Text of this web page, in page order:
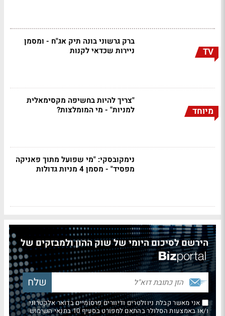
TV
ברק גרשוני בונה תיק אג"ח - ומסמן
ניירות שכדאי לקנות
מיוחד
"צריך להיות בחשיפה מקסימאלית
למניות" - מי המומלצות?
נימקובסקי: "מי שפועל מתוך פאניקה
מפסיד" - מסמן 4 מניות גדולות
הירשם לסיכום היומי של שוק ההון ולמבזקים של
אני מאשר קבלת ניוזלטרים ודיוורים פרסומיים בדואר אלקטרוני
ו/או באמצעות הסלולר בהתאם למפורט בסעיף 10 בתנאי השימוש